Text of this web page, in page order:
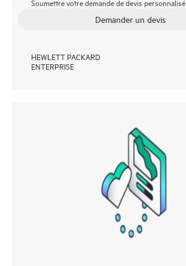
Soumettre votre demande de devis personnalisé
Demander un devis
HEWLETT PACKARD
ENTERPRISE